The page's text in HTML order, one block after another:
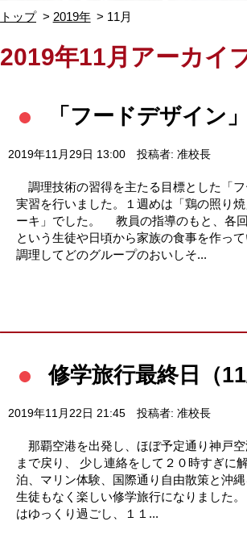
トップ 2019年 11月
2019年11月アーカイ
「フードデザイン
2019年11月29日 13:00 投稿者: 准校長
調理技術の習得を主たる目標とした「
実習を行いました。１週めは「鶏の照り
ーキ」でした。 教員の指導のもと、各
という生徒や日頃から家族の食事を作っ
調理してどのグループのおいしそ...
修学旅行最終日（
2019年11月22日 21:45 投稿者: 准校長
那覇空港を出発し、ほぼ予定通り神戸
まで戻り、 少し連絡をして２０時すぎに
泊、マリン体験、国際通り自由散策と沖
生徒もなく楽しい修学旅行になりました
はゆっくり過ごし、１１...